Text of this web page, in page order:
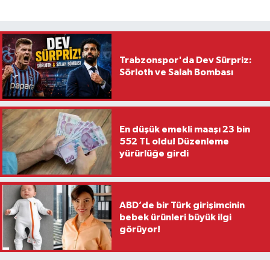
Trabzonspor'da Dev Sürpriz:
Sörloth ve Salah Bombası
En düşük emekli maaşı 23 bin
552 TL oldu! Düzenleme
yürürlüğe girdi
ABD’de bir Türk girişimcinin
bebek ürünleri büyük ilgi
görüyor!